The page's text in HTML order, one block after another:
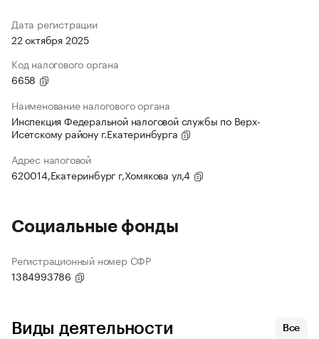
Дата регистрации
22 октября 2025
Код налогового органа
6658
Наименование налогового органа
Инспекция Федеральной налоговой службы по Верх-
Исетскому району г.Екатеринбурга
Адрес налоговой
620014,Екатеринбург г,Хомякова ул,4
Социальные фонды
Регистрационный номер СФР
1384993786
Виды деятельности Все